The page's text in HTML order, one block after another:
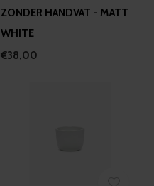
ZONDER HANDVAT - MATT
WHITE
€38,00